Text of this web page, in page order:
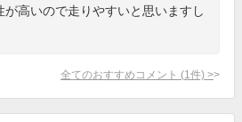
が高いので走りやすいと思いますし
全てのおすすめコメント (1 件) >